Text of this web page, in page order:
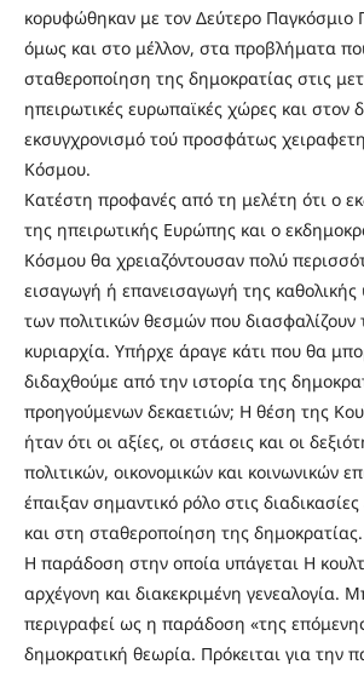
κορυφώθηκαν με τον Δεύτερο Παγκόσμιο
όμως και στο μέλλον, στα προβλήματα
σταθεροποίηση της δημοκρατίας στις
ηπειρωτικές ευρωπαϊκές χώρες και στον
εκσυγχρονισμό τού προσφάτως
Κόσμου.
Κατέστη προφανές από τη μελέτη ότι ο
της ηπειρωτικής Ευρώπης και ο
Κόσμου θα χρειαζόντουσαν πολύ
εισαγωγή ή επανεισαγωγή της
των πολιτικών θεσμών που διασφαλίζουν
κυριαρχία. Υπήρχε άραγε κάτι που θα
διδαχθούμε από την ιστορία της
προηγούμενων δεκαετιών; Η θέση της
ήταν ότι οι αξίες, οι στάσεις και οι
πολιτικών, οικονομικών και κοινωνικών
έπαιξαν σημαντικό ρόλο στις
και στη σταθεροποίηση της δημοκρατίας.
Η παράδοση στην οποία υπάγεται Η
αρχέγονη και διακεκριμένη γενεαλογία.
περιγραφεί ως η παράδοση «της
δημοκρατική θεωρία. Πρόκειται για την